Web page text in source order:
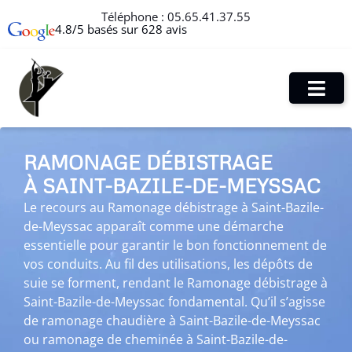
Téléphone : 05.65.41.37.55
4.8/5 basés sur 628 avis
RAMONAGE DÉBISTRAGE
À SAINT-BAZILE-DE-MEYSSAC
Le recours au Ramonage débistrage à Saint-Bazile-
de-Meyssac apparaît comme une démarche
essentielle pour garantir le bon fonctionnement de
vos conduits. Au fil des utilisations, les dépôts de
suie se forment, rendant le Ramonage débistrage à
Saint-Bazile-de-Meyssac fondamental. Qu’il s’agisse
de ramonage chaudière à Saint-Bazile-de-Meyssac
ou ramonage de cheminée à Saint-Bazile-de-